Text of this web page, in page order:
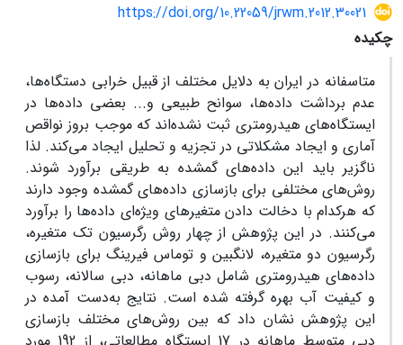
https://doi.org/10.22059/jrwm.2012.30021
چکیده
متاسفانه در ایران به دلایل مختلف از قبیل خرابی دستگاه‌ها،
عدم برداشت داده‌ها، سوانح طبیعی و... بعضی داده‌ها در
ایستگاه‌های هیدرومتری ثبت نشده‌اند که موجب بروز نواقص
آماری و ایجاد مشکلاتی در تجزیه و تحلیل ایجاد می‌کند. لذا
ناگزیر باید این داده‌های گمشده به طریقی برآورد شوند.
روش‌های مختلفی برای بازسازی داده‌های گمشده وجود دارند
که هرکدام با دخالت دادن متغیرهای ویژه‌ای داده‌ها را برآورد
می‌کنند. در این پژوهش از چهار روش رگرسیون تک متغیره،
رگرسیون دو متغیره، لانگبین و توماس فیرینگ برای بازسازی
داده‌های هیدرومتری شامل دبی ماهانه، دبی سالانه، رسوب
و کیفیت آب بهره گرفته شده است. نتایج به‌دست آمده در
این پژوهش نشان داد که بین روش‌های مختلف بازسازی